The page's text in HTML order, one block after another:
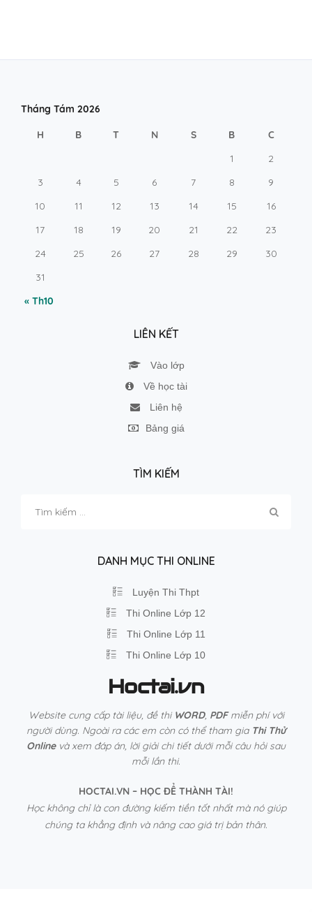
Tháng Tám 2026
H B T N S B C
« Th10
1
2
3
4 5 6 7 8
9
10
11 12 13 14 15
16
17
18 19 20 21 22
23
24
25 26 27 28 29
30
31
LIÊN KẾT
Vào lớp
Về học tài
Liên hệ
Bảng giá
TÌM KIẾM
kiếm
DANH MỤC THI ONLINE
Luyện Thi Thpt
Thi Online Lớp 12
Thi Online Lớp 11
Thi Online Lớp 10
Hoctai.vn
Website cung cấp tài liệu, đề thi WORD, PDFmiễn phí với
người dùng. Ngoài ra các em còn có thể tham gia Thi Thử
Onlinevà xem đáp án, lời giải chi tiết dưới mỗi câu hỏi sau
mỗi lần thi.
HOCTAI.VN – HỌC ĐỂ THÀNH TÀI!
Học không chỉ là con đường kiếm tiền tốt nhất mà nó giúp
chúng ta khẳng định và nâng cao giá trị bản thân.